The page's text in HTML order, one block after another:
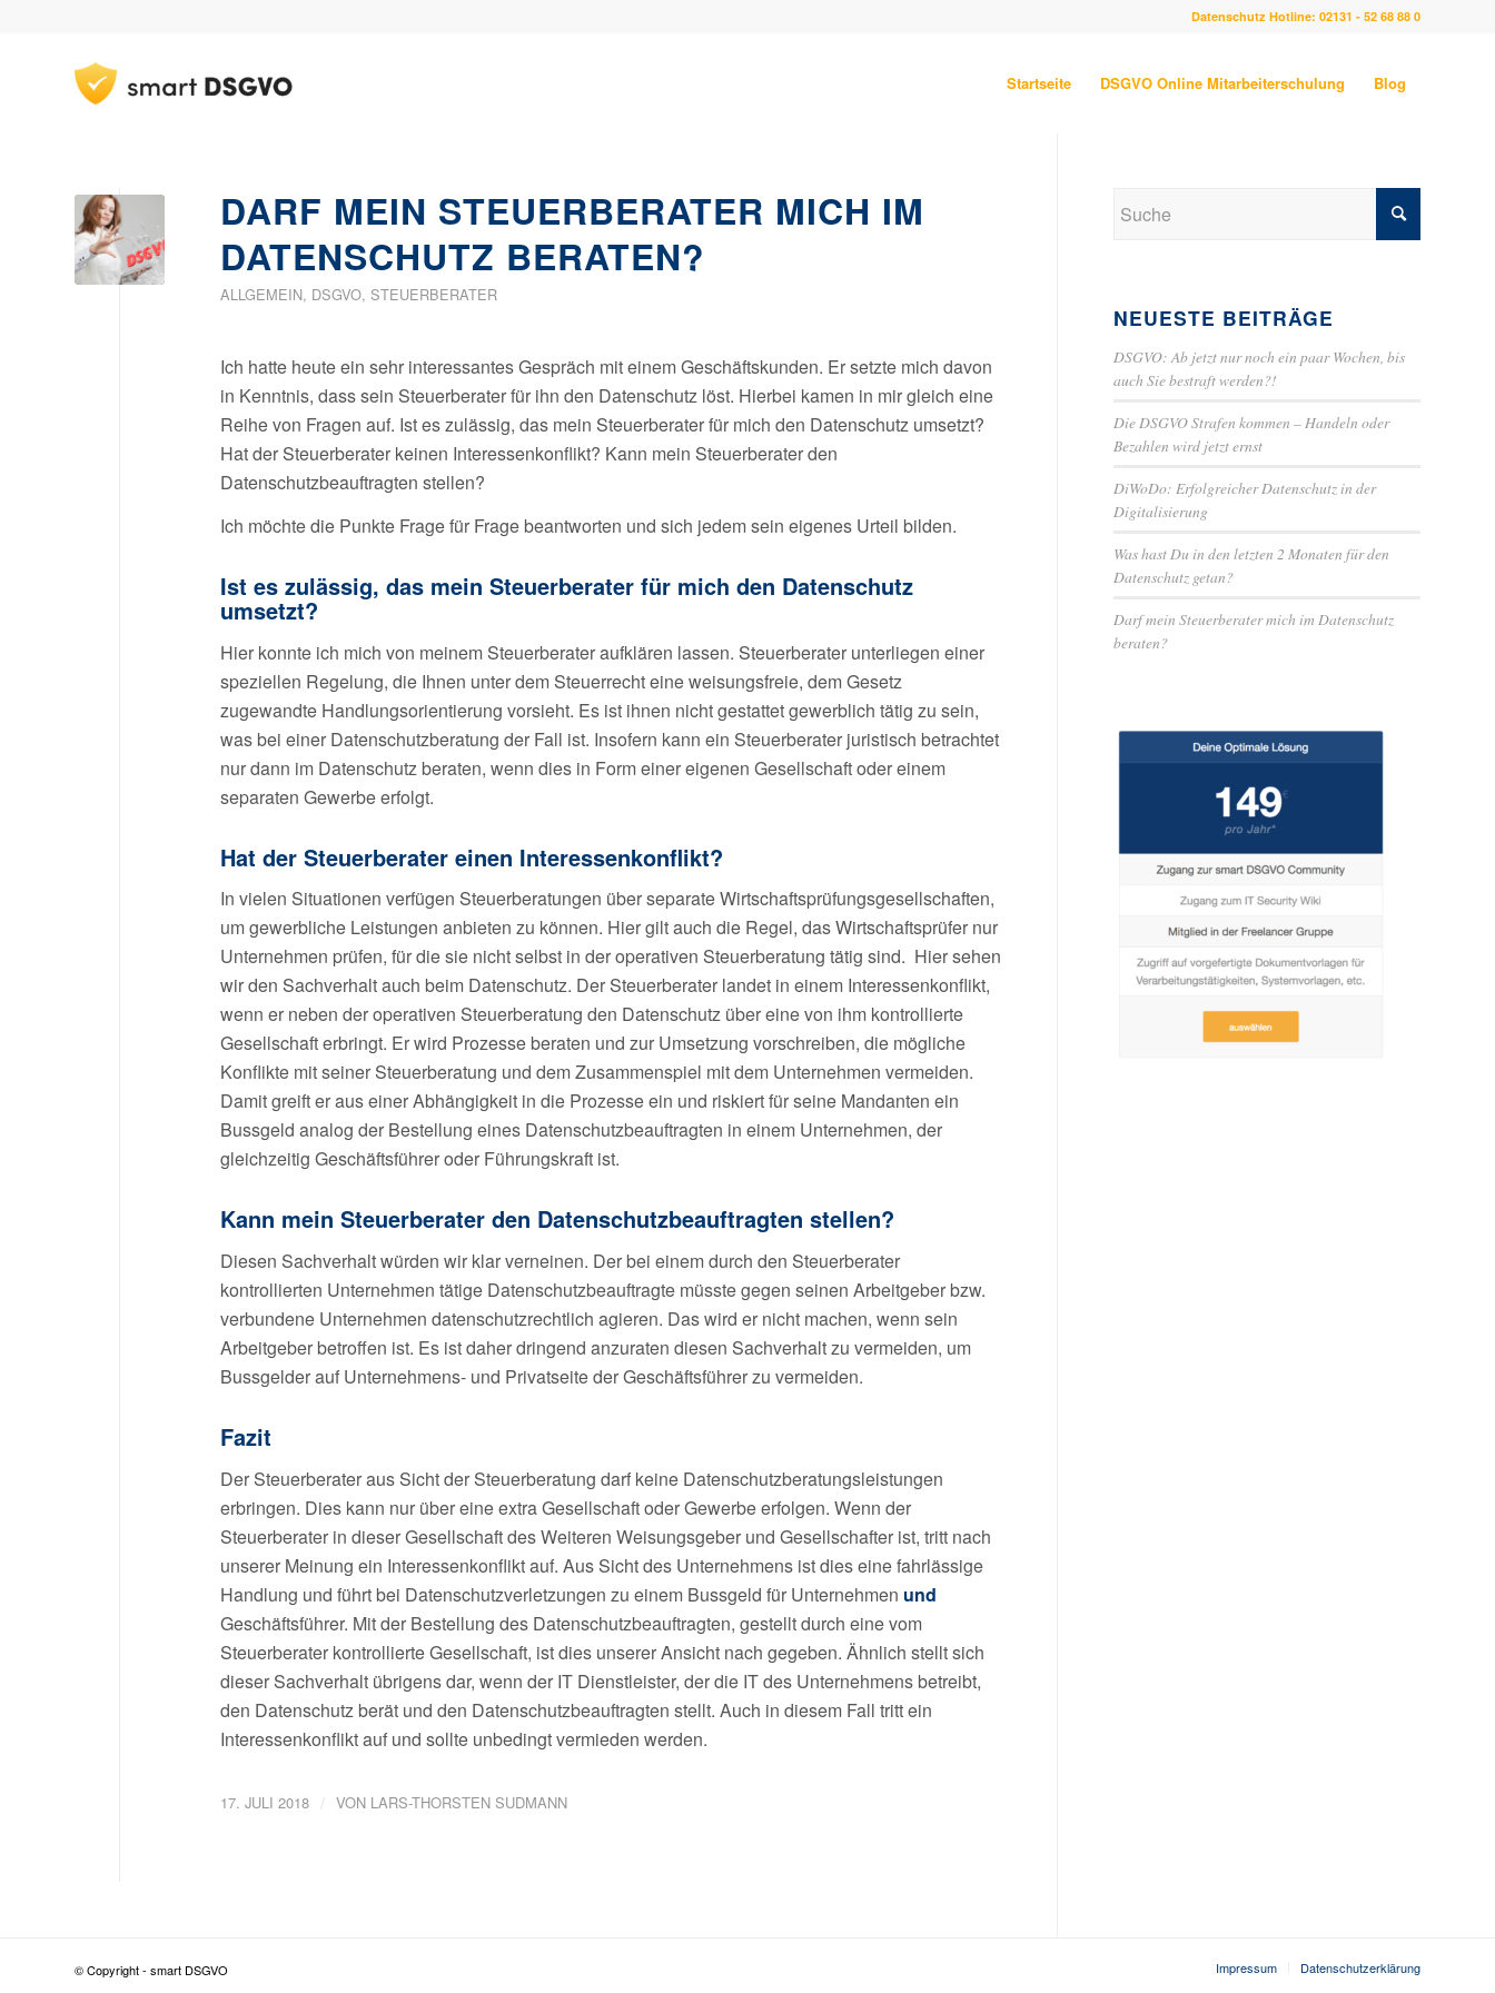
Datenschutz Hotline: 02131 - 52 68 88 0
Startseite DSGVO Online Mitarbeiterschulung Blog
DARF MEIN STEUERBERATER MICH IM
DATENSCHUTZ BERATEN?
ALLGEMEIN, DSGVO, STEUERBERATER
Ich hatte heute ein sehr interessantes Gespräch mit einem Geschäftskunden. Er setzte mich davon
in Kenntnis, dass sein Steuerberater für ihn den Datenschutz löst. Hierbei kamen in mir gleich eine
Reihe von Fragen auf. Ist es zulässig, das mein Steuerberater für mich den Datenschutz umsetzt?
Hat der Steuerberater keinen Interessenkonflikt? Kann mein Steuerberater den
Datenschutzbeauftragten stellen?
Ich möchte die Punkte Frage für Frage beantworten und sich jedem sein eigenes Urteil bilden.
Ist es zulässig, das mein Steuerberater für mich den Datenschutz
umsetzt?
Hier konnte ich mich von meinem Steuerberater aufklären lassen. Steuerberater unterliegen einer
speziellen Regelung, die Ihnen unter dem Steuerrecht eine weisungsfreie, dem Gesetz
zugewandte Handlungsorientierung vorsieht. Es ist ihnen nicht gestattet gewerblich tätig zu sein,
was bei einer Datenschutzberatung der Fall ist. Insofern kann ein Steuerberater juristisch betrachtet
nur dann im Datenschutz beraten, wenn dies in Form einer eigenen Gesellschaft oder einem
separaten Gewerbe erfolgt.
Hat der Steuerberater einen Interessenkonflikt?
In vielen Situationen verfügen Steuerberatungen über separate Wirtschaftsprüfungsgesellschaften,
um gewerbliche Leistungen anbieten zu können. Hier gilt auch die Regel, das Wirtschaftsprüfer nur
Unternehmen prüfen, für die sie nicht selbst in der operativen Steuerberatung tätig sind. Hier sehen
wir den Sachverhalt auch beim Datenschutz. Der Steuerberater landet in einem Interessenkonflikt,
wenn er neben der operativen Steuerberatung den Datenschutz über eine von ihm kontrollierte
Gesellschaft erbringt. Er wird Prozesse beraten und zur Umsetzung vorschreiben, die mögliche
Konflikte mit seiner Steuerberatung und dem Zusammenspiel mit dem Unternehmen vermeiden.
Damit greift er aus einer Abhängigkeit in die Prozesse ein und riskiert für seine Mandanten ein
Bussgeld analog der Bestellung eines Datenschutzbeauftragten in einem Unternehmen, der
gleichzeitig Geschäftsführer oder Führungskraft ist.
Kann mein Steuerberater den Datenschutzbeauftragten stellen?
Diesen Sachverhalt würden wir klar verneinen. Der bei einem durch den Steuerberater
kontrollierten Unternehmen tätige Datenschutzbeauftragte müsste gegen seinen Arbeitgeber bzw.
verbundene Unternehmen datenschutzrechtlich agieren. Das wird er nicht machen, wenn sein
Arbeitgeber betroffen ist. Es ist daher dringend anzuraten diesen Sachverhalt zu vermeiden, um
Bussgelder auf Unternehmens- und Privatseite der Geschäftsführer zu vermeiden.
Fazit
Der Steuerberater aus Sicht der Steuerberatung darf keine Datenschutzberatungsleistungen
erbringen. Dies kann nur über eine extra Gesellschaft oder Gewerbe erfolgen. Wenn der
Steuerberater in dieser Gesellschaft des Weiteren Weisungsgeber und Gesellschafter ist, tritt nach
unserer Meinung ein Interessenkonflikt auf. Aus Sicht des Unternehmens ist dies eine fahrlässige
Handlung und führt bei Datenschutzverletzungen zu einem Bussgeld für Unternehmen und
Geschäftsführer. Mit der Bestellung des Datenschutzbeauftragten, gestellt durch eine vom
Steuerberater kontrollierte Gesellschaft, ist dies unserer Ansicht nach gegeben. Ähnlich stellt sich
dieser Sachverhalt übrigens dar, wenn der IT Dienstleister, der die IT des Unternehmens betreibt,
den Datenschutz berät und den Datenschutzbeauftragten stellt. Auch in diesem Fall tritt ein
Interessenkonflikt auf und sollte unbedingt vermieden werden.
17. JULI 2018 / VON LARS-THORSTEN SUDMANN
NEUESTE BEITRÄGE
DSGVO: Ab jetzt nur noch ein paar Wochen, bis
auch Sie bestraft werden?!
Die DSGVO Strafen kommen – Handeln oder
Bezahlen wird jetzt ernst
DiWoDo: Erfolgreicher Datenschutz in der
Digitalisierung
Was hast Du in den letzten 2 Monaten für den
Datenschutz getan?
Darf mein Steuerberater mich im Datenschutz
beraten?
© Copyright - smart DSGVO Impressum Datenschutzerklärung